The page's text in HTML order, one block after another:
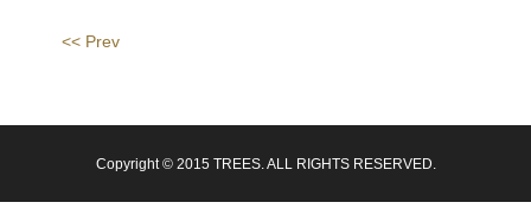
<< Prev
Copyright © 2015 TREES. ALL RIGHTS RESERVED.